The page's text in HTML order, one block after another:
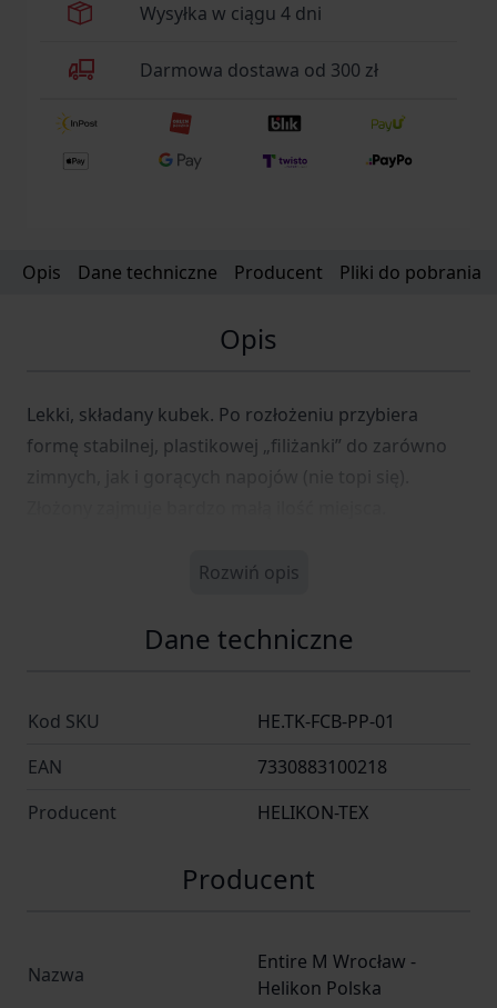
Wysyłka w ciągu 4 dni
Darmowa dostawa od 300 zł
Opis Dane techniczne Producent Pliki do pobrania
Opis
Lekki, składany kubek. Po rozłożeniu przybiera
formę stabilnej, plastikowej „filiżanki” do zarówno
Rozwiń opis
Dane techniczne
Kod SKU
HE.TK-FCB-PP-01
EAN
7330883100218
Producent
HELIKON-TEX
Producent
Nazwa
Entire M Wrocław -
Helikon Polska